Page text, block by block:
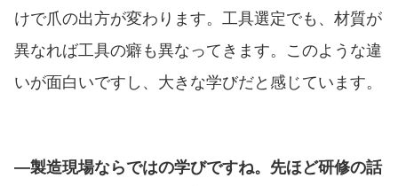
けで爪の出方が変わります。工具選定でも、材質が
異なれば工具の癖も異なってきます。このような違
いが面白いですし、大きな学びだと感じています。
―製造現場ならではの学びですね。先ほど研修の話